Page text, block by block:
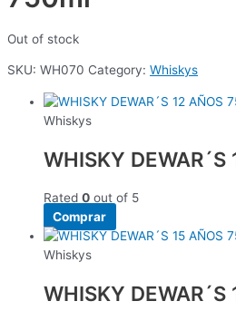
Out of stock
SKU: WH070 Category: Whiskys
Whiskys
WHISKY
Rated 0 out of 5
Comprar
Whiskys
WHISKY